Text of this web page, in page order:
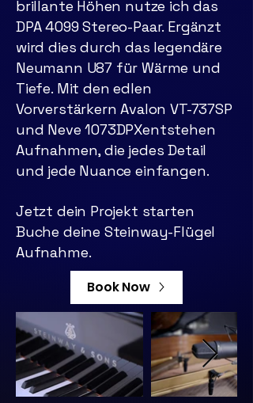
brillante Höhen nutze ich das
DPA 4099 Stereo-Paar. Ergänzt
wird dies durch das legendäre
Neumann U87 für Wärme und
Tiefe. Mit den edlen
Vorverstärkern Avalon VT-737SP
und Neve 1073DPXentstehen
Aufnahmen, die jedes Detail
und jede Nuance einfangen.
Jetzt dein Projekt starten
Buche deine Steinway-Flügel
Aufnahme.
Book Now